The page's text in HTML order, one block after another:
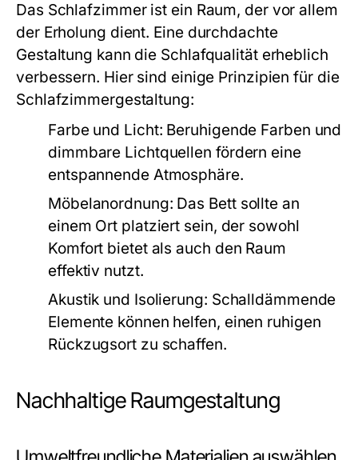
Das Schlafzimmer ist ein Raum, der vor allem
der Erholung dient. Eine durchdachte
Gestaltung kann die Schlafqualität erheblich
verbessern. Hier sind einige Prinzipien für die
Schlafzimmergestaltung:
Farbe und Licht: Beruhigende Farben und
dimmbare Lichtquellen fördern eine
entspannende Atmosphäre.
Möbelanordnung: Das Bett sollte an
einem Ort platziert sein, der sowohl
Komfort bietet als auch den Raum
effektiv nutzt.
Akustik und Isolierung: Schalldämmende
Elemente können helfen, einen ruhigen
Rückzugsort zu schaffen.
Nachhaltige Raumgestaltung